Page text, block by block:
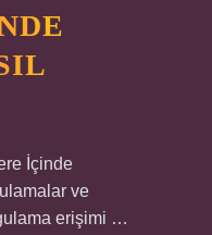
İçinde
ve
erişimi …